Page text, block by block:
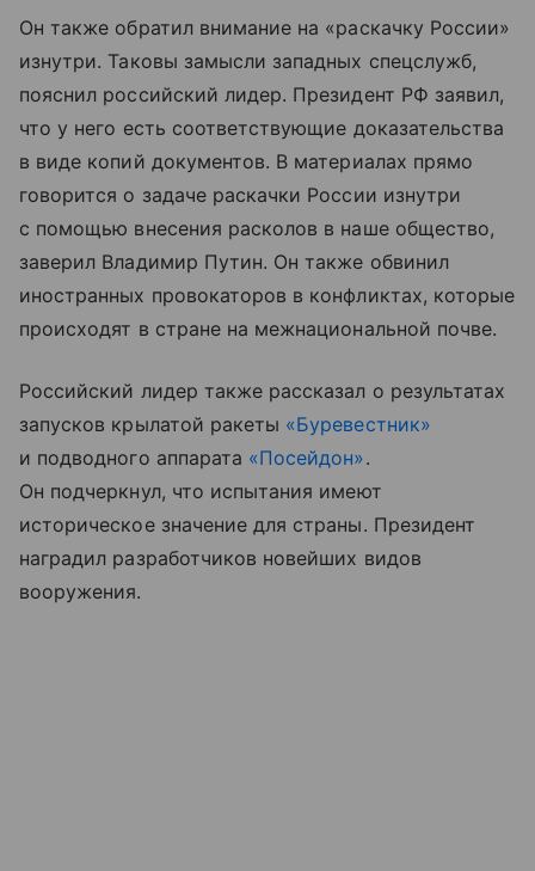
Он также обратил внимание на «раскачку России»
изнутри. Таковы замысли западных спецслужб,
пояснил российский лидер. Президент РФ заявил,
что у него есть соответствующие доказательства
в виде копий документов. В материалах прямо
говорится о задаче раскачки России изнутри
с помощью внесения расколов в наше общество,
заверил Владимир Путин. Он также обвинил
иностранных провокаторов в конфликтах, которые
происходят в стране на межнациональной почве.
Российский лидер также рассказал о результатах
запусков крылатой ракеты «Буревестник»
и подводного аппарата «Посейдон».
Он подчеркнул, что испытания имеют
историческое значение для страны. Президент
наградил разработчиков новейших видов
вооружения.